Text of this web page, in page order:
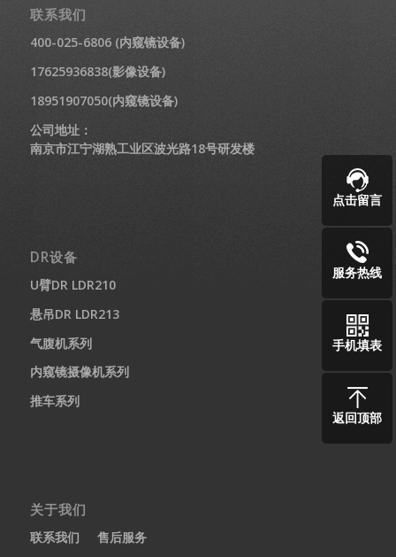
联系我们
400-025-6806 (内窥镜设备)
17625936838(影像设备)
18951907050(内窥镜设备)
公司地址：
南京市江宁湖熟工业区波光路18号研发楼
DR设备
U臂DR LDR210
悬吊DR LDR213
气腹机系列
内窥镜摄像机系列
推车系列
关于我们
联系我们
售后服务
点击留言
服务热线
手机填表
返回顶部